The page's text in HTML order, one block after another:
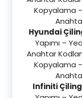
Kopyalama
Hyundai
Yapımı –
Anahtar
Kopyalama
Infiniti